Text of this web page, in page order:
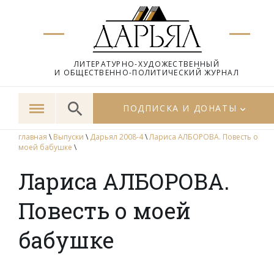
ЛИТЕРАТУРНО-ХУДОЖЕСТВЕННЫЙ
И ОБЩЕСТВЕННО-ПОЛИТИЧЕСКИЙ ЖУРНАЛ
ПОДПИСКА И ДОНАТЫ
главная \ Выпуски \ Дарьял 2008-4\Лариса АЛБОРОВА. Повесть о
моей бабушке \
Лариса АЛБОРОВА.
Повесть о моей
бабушке